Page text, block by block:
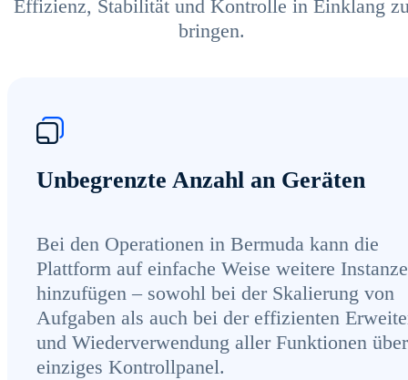
Effizienz, Stabilität und Kontrolle in Einklang
bringen.
Unbegrenzte Anzahl an Geräten
Bei den Operationen in Bermuda kann die
Plattform auf einfache Weise weitere
hinzufügen – sowohl bei der Skalierung von
Aufgaben als auch bei der effizienten
und Wiederverwendung aller Funktionen
einziges Kontrollpanel.